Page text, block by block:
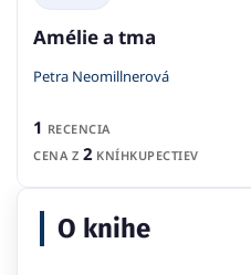
Amélie a tma
Petra Neomillnerová
1 RECENCIA
CENA Z 2 KNÍHKUPECTIEV
O knihe